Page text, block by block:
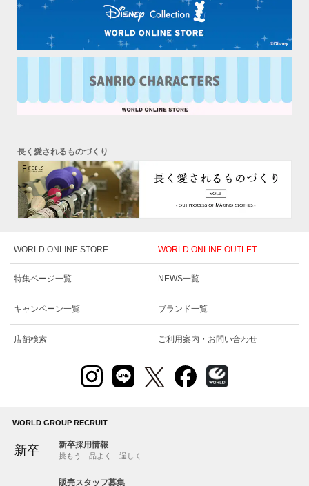
長く愛されるものづくり
WORLD ONLINE STORE WORLD ONLINE OUTLET
特集ページ一覧 NEWS一覧
キャンペーン一覧 ブランド一覧
店舗検索 ご利用案内・お問い合わせ
WORLD GROUP RECRUIT
新卒 新卒採用情報
挑もう 品よく 逞しく
販売スタッフ募集